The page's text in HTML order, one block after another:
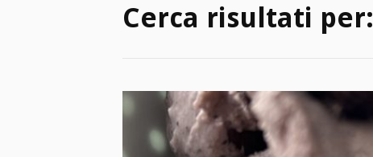
Cerca risultati per: